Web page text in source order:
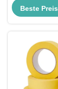
Beste